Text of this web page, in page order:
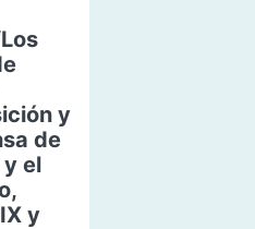
y
de
el
y